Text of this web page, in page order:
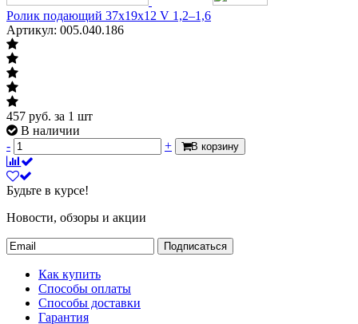
Ролик подающий 37х19х12 V 1,2–1,6
Артикул: 005.040.186
457 руб. за 1 шт
В наличии
-
+ В корзину
Будьте в курсе!
Новости, обзоры и акции
Подписаться
Как купить
Способы оплаты
Способы доставки
Гарантия